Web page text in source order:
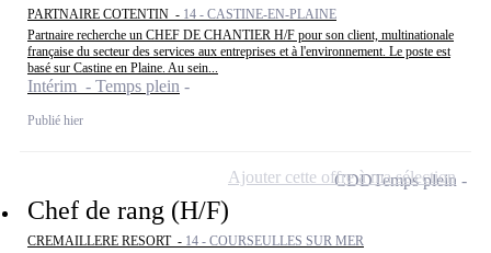
PARTNAIRE COTENTIN - 14 - CASTINE-EN-PLAINE
Partnaire recherche un CHEF DE CHANTIER H/F pour son client, multinationale
française du secteur des services aux entreprises et à l'environnement. Le poste est
basé sur Castine en Plaine. Au sein...
Intérim - Temps plein
Publié hier
Chef de rang (H/F)
CREMAILLERE RESORT - 14 - COURSEULLES SUR MER
CDDTemps plein
Ajouter cette offre à ma sélection